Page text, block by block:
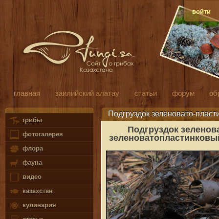
войти
главная заилийский алатау статьи форум
грибы
фотогалерея
флора
фауна
видео
казахстан
кулинария
Подгруздок зеленовато-
Подгруздок